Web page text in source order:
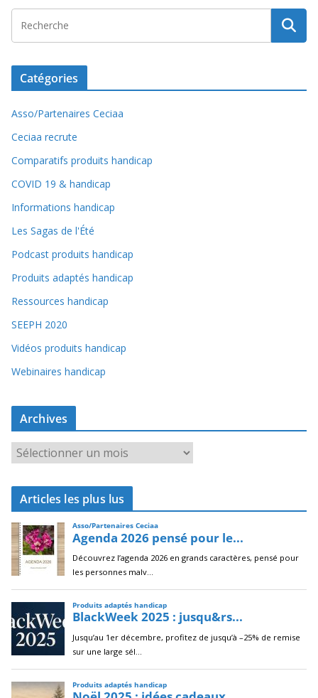
Catégories
Asso/Partenaires Ceciaa
Ceciaa recrute
Comparatifs produits handicap
COVID 19 & handicap
Informations handicap
Les Sagas de l'Été
Podcast produits handicap
Produits adaptés handicap
Ressources handicap
SEEPH 2020
Vidéos produits handicap
Webinaires handicap
Archives
c
i
v
e
s
Articles les plus lus